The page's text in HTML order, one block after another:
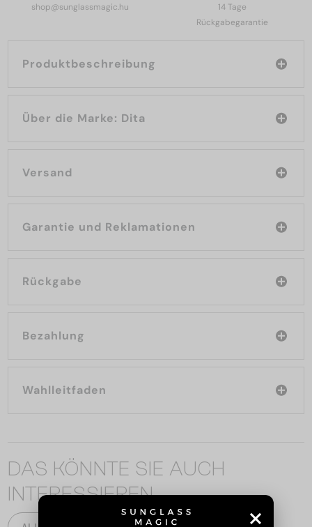
shop@sunglassmagic.hu
14 Tage
Rückgabegarantie
Produktbeschreibung
Über die Marke: Dita
Versand
Garantie und Reklamationen
Rückgabe
Bezahlung
Wahlleitfaden
DAS KÖNNTE SIE AUCH
INTERESSIEREN